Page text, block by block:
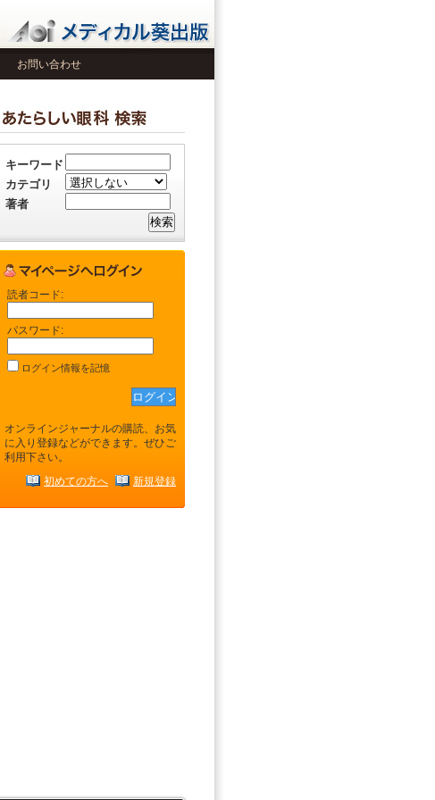
お問い合わせ
キーワード
カテゴリ
著者
読者コード:
パスワード:
ログイン情報を記憶
オンラインジャーナルの購読、お気
に入り登録などができます。ぜひご
利用下さい。
初めての方へ 新規登録